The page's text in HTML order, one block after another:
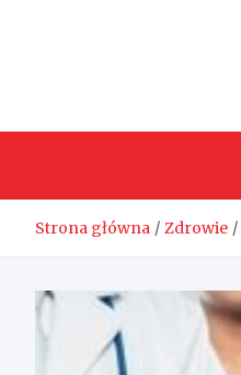
Strona główna Zdrowie